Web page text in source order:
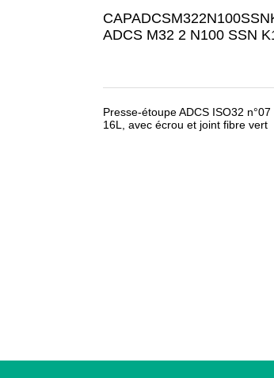
ADCS M32 2 N100 SSN
Presse-étoupe ADCS ISO32
16L, avec écrou et joint fibre vert